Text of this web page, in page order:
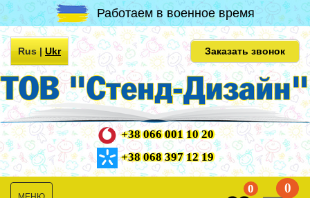
Работаем в военное время
Rus|Ukr Заказать звонок
+38 066 001 10 20
+38 068 397 12 19
0 0